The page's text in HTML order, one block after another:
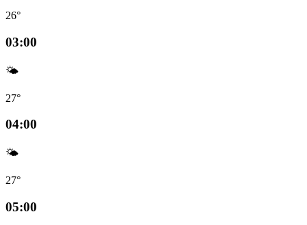
26°
03:00
🌤️
27°
04:00
🌤️
27°
05:00